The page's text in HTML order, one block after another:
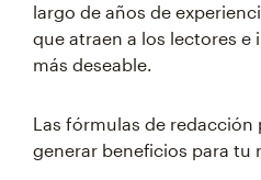
largo de años de
que atraen a los lectores e
más deseable.
Las fórmulas de
generar beneficios para tu